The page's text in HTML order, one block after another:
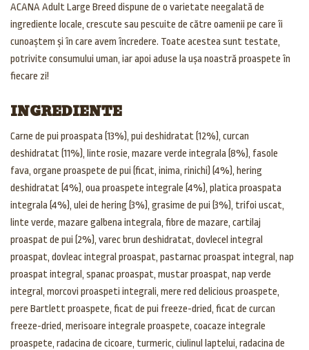
ACANA Adult Large Breed dispune de o varietate neegalată de
ingrediente locale, crescute sau pescuite de către oamenii pe care îi
cunoaștem și în care avem încredere. Toate acestea sunt testate,
potrivite consumului uman, iar apoi aduse la ușa noastră proaspete în
fiecare zi!
INGREDIENTE
Carne de pui proaspata (13%), pui deshidratat (12%), curcan
deshidratat (11%), linte rosie, mazare verde integrala (8%), fasole
fava, organe proaspete de pui (ficat, inima, rinichi) (4%), hering
deshidratat (4%), oua proaspete integrale (4%), platica proaspata
integrala (4%), ulei de hering (3%), grasime de pui (3%), trifoi uscat,
linte verde, mazare galbena integrala, fibre de mazare, cartilaj
proaspat de pui (2%), varec brun deshidratat, dovlecel integral
proaspat, dovleac integral proaspat, pastarnac proaspat integral, nap
proaspat integral, spanac proaspat, mustar proaspat, nap verde
integral, morcovi proaspeti integrali, mere red delicious proaspete,
pere Bartlett proaspete, ficat de pui freeze-dried, ficat de curcan
freeze-dried, merisoare integrale proaspete, coacaze integrale
proaspete, radacina de cicoare, turmeric, ciulinul laptelui, radacina de